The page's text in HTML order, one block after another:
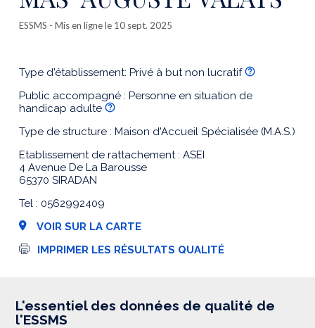
ESSMS - Mis en ligne le 10 sept. 2025
Type d'établissement: Privé à but non lucratif
Public accompagné : Personne en situation de
handicap adulte
Type de structure : Maison d'Accueil Spécialisée (M.A.S.)
Etablissement de rattachement : ASEI
4 Avenue De La Barousse
65370 SIRADAN
Tel : 0562992409
VOIR SUR LA CARTE
I
s
i
IMPRIMER LES RÉSULTATS QUALITÉ
L'essentiel des données de qualité de
l'ESSMS